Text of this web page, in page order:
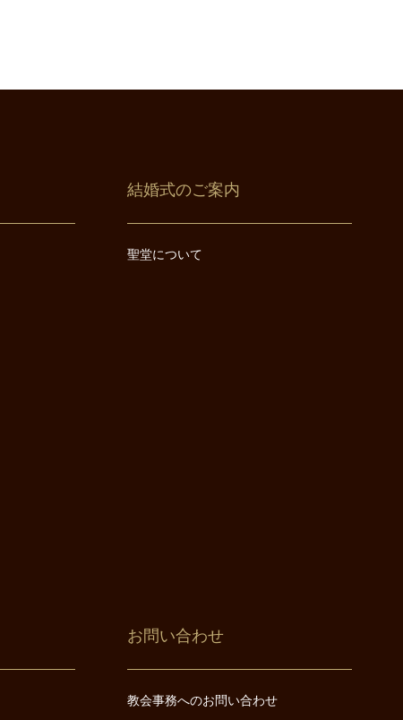
結婚式のご案内
聖堂について
お問い合わせ
教会事務へのお問い合わせ